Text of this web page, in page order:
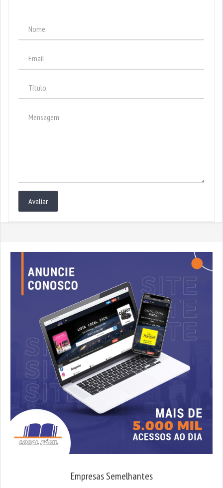
Avaliar
Empresas Semelhantes